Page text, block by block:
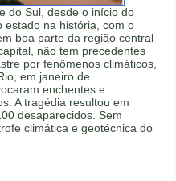
do Sul, desde o início do
estado na história, com o
boa parte da região central
não tem precedentes
por fenômenos climáticos,
em janeiro de
enchentes e
A tragédia resultou em
desaparecidos. Sem
climática e geotécnica do